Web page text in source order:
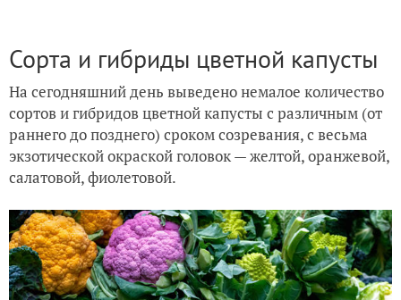
Сорта и гибриды цветной капусты
На сегодняшний день выведено немалое количество
сортов и гибридов цветной капусты с различным (от
раннего до позднего) сроком созревания, с весьма
экзотической окраской головок — желтой, оранжевой,
салатовой, фиолетовой.